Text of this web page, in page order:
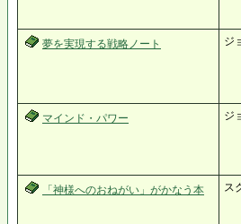
夢を実現する戦略ノート ジ
マインド・パワー ジ
「神様へのおねがい」がかなう本 ス